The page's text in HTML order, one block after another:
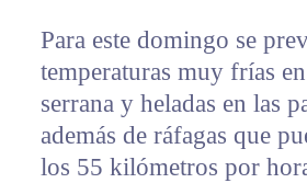
Para este domingo se
temperaturas muy frías
serrana y heladas en las
además de ráfagas que
los 55 kilómetros por